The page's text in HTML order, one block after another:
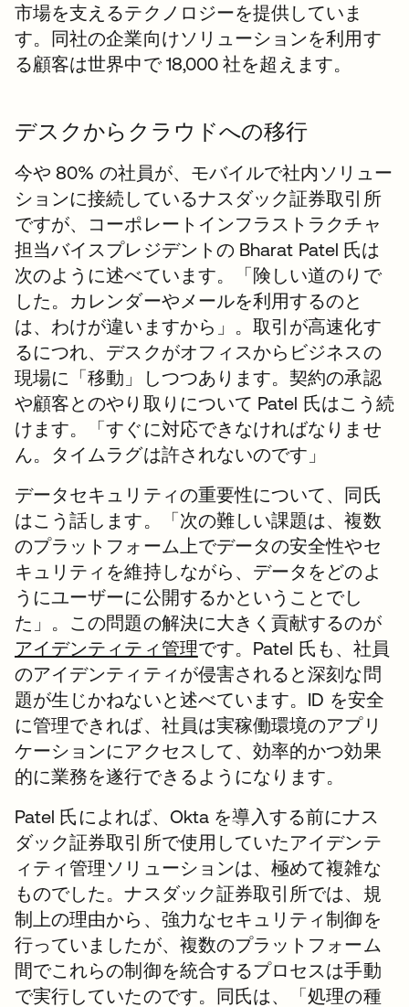
市場を支えるテクノロジーを提供していま
す。同社の企業向けソリューションを利用す
る顧客は世界中で 18,000 社を超えます。
デスクからクラウドへの移行
今や 80% の社員が、モバイルで社内ソリュー
ションに接続しているナスダック証券取引所
ですが、コーポレートインフラストラクチャ
担当バイスプレジデントの Bharat Patel 氏は
次のように述べています。「険しい道のりで
した。カレンダーやメールを利用するのと
は、わけが違いますから」。取引が高速化す
るにつれ、デスクがオフィスからビジネスの
現場に「移動」しつつあります。契約の承認
や顧客とのやり取りについて Patel 氏はこう続
けます。「すぐに対応できなければなりませ
ん。タイムラグは許されないのです」
データセキュリティの重要性について、同氏
はこう話します。「次の難しい課題は、複数
のプラットフォーム上でデータの安全性やセ
キュリティを維持しながら、データをどのよ
うにユーザーに公開するかということでし
た」。この問題の解決に大きく貢献するのが
アイデンティティ管理です。Patel 氏も、社員
のアイデンティティが侵害されると深刻な問
題が生じかねないと述べています。ID を安全
に管理できれば、社員は実稼働環境のアプリ
ケーションにアクセスして、効率的かつ効果
的に業務を遂行できるようになります。
Patel 氏によれば、Okta を導入する前にナス
ダック証券取引所で使用していたアイデンテ
ィティ管理ソリューションは、極めて複雑な
ものでした。ナスダック証券取引所では、規
制上の理由から、強力なセキュリティ制御を
行っていましたが、複数のプラットフォーム
間でこれらの制御を統合するプロセスは手動
で実行していたのです。同氏は、「処理の種